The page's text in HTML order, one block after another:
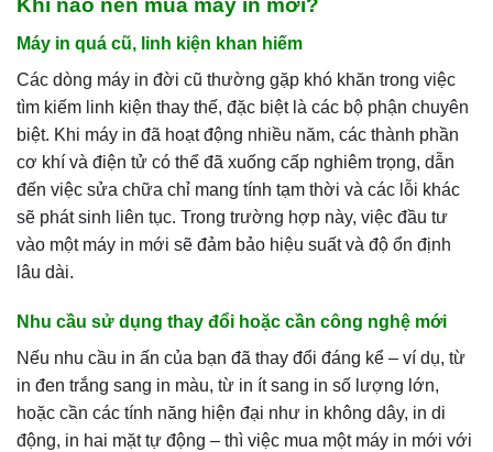
Khi nào nên mua máy in mới?
Máy in quá cũ, linh kiện khan hiếm
Các dòng máy in đời cũ thường gặp khó khăn trong việc
tìm kiếm linh kiện thay thế, đặc biệt là các bộ phận chuyên
biệt. Khi máy in đã hoạt động nhiều năm, các thành phần
cơ khí và điện tử có thể đã xuống cấp nghiêm trọng, dẫn
đến việc sửa chữa chỉ mang tính tạm thời và các lỗi khác
sẽ phát sinh liên tục. Trong trường hợp này, việc đầu tư
vào một máy in mới sẽ đảm bảo hiệu suất và độ ổn định
lâu dài.
Nhu cầu sử dụng thay đổi hoặc cần công nghệ mới
Nếu nhu cầu in ấn của bạn đã thay đổi đáng kể – ví dụ, từ
in đen trắng sang in màu, từ in ít sang in số lượng lớn,
hoặc cần các tính năng hiện đại như in không dây, in di
động, in hai mặt tự động – thì việc mua một máy in mới với